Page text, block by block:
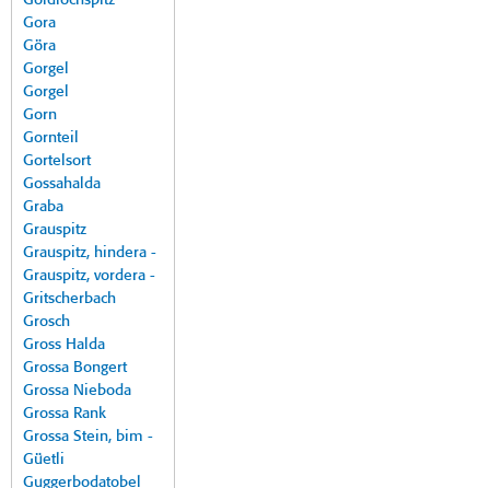
Gora
Göra
Gorgel
Gorgel
Gorn
Gornteil
Gortelsort
Gossahalda
Graba
Grauspitz
Grauspitz, hindera -
Grauspitz, vordera -
Gritscherbach
Grosch
Gross Halda
Grossa Bongert
Grossa Nieboda
Grossa Rank
Grossa Stein, bim -
Güetli
Guggerbodatobel